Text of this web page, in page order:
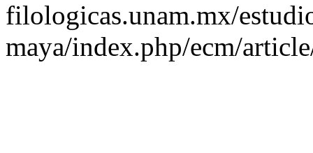
filologicas.unam.mx/
maya/index.php/ecm/